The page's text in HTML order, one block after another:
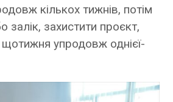
кількох тижнів, потім
залік, захистити проєкт,
упродовж однієї-